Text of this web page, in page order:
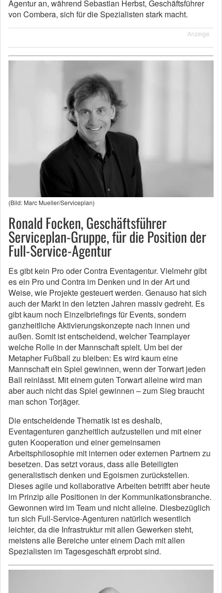
Agentur an, während Sebastian Herbst, Geschäftsführer
von Combera, sich für die Spezialisten stark macht.
Anzeige
(Bild: Marc Mueller/Serviceplan)
Ronald Focken, Geschäftsführer
Serviceplan-Gruppe, für die Position der
Full-Service-Agentur
Es gibt kein Pro oder Contra Eventagentur. Vielmehr gibt
es ein Pro und Contra im Denken und in der Art und
Weise, wie Projekte gesteuert werden. Genauso hat sich
auch der Markt in den letzten Jahren massiv gedreht. Es
gibt kaum noch Einzelbriefings für Events, sondern
ganzheitliche Aktivierungskonzepte nach innen und
außen. Somit ist entscheidend, welcher Teamplayer
welche Rolle in der Mannschaft spielt. Um bei der
Metapher Fußball zu bleiben: Es wird kaum eine
Mannschaft ein Spiel gewinnen, wenn der Torwart jeden
Ball reinlässt. Mit einem guten Torwart alleine wird man
aber auch nicht das Spiel gewinnen – zum Sieg braucht
man schon Torjäger.
Die entscheidende Thematik ist es deshalb,
Eventagenturen ganzheitlich aufzustellen und mit einer
guten Kooperation und einer gemeinsamen
Arbeitsphilosophie mit internen oder externen Partnern zu
besetzen. Das setzt voraus, dass alle Beteiligten
generalistisch denken und Egoismen zurückstellen.
Dieses agile und kollaborative Arbeiten betrifft aber heute
im Prinzip alle Positionen in der Kommunikationsbranche.
Gewonnen wird im Team und nicht alleine. Diesbezüglich
tun sich Full-Service-Agenturen natürlich wesentlich
leichter, da die Infrastruktur mit allen Gewerken steht,
meistens alle Bereiche unter einem Dach mit allen
Spezialisten im Tagesgeschäft erprobt sind.